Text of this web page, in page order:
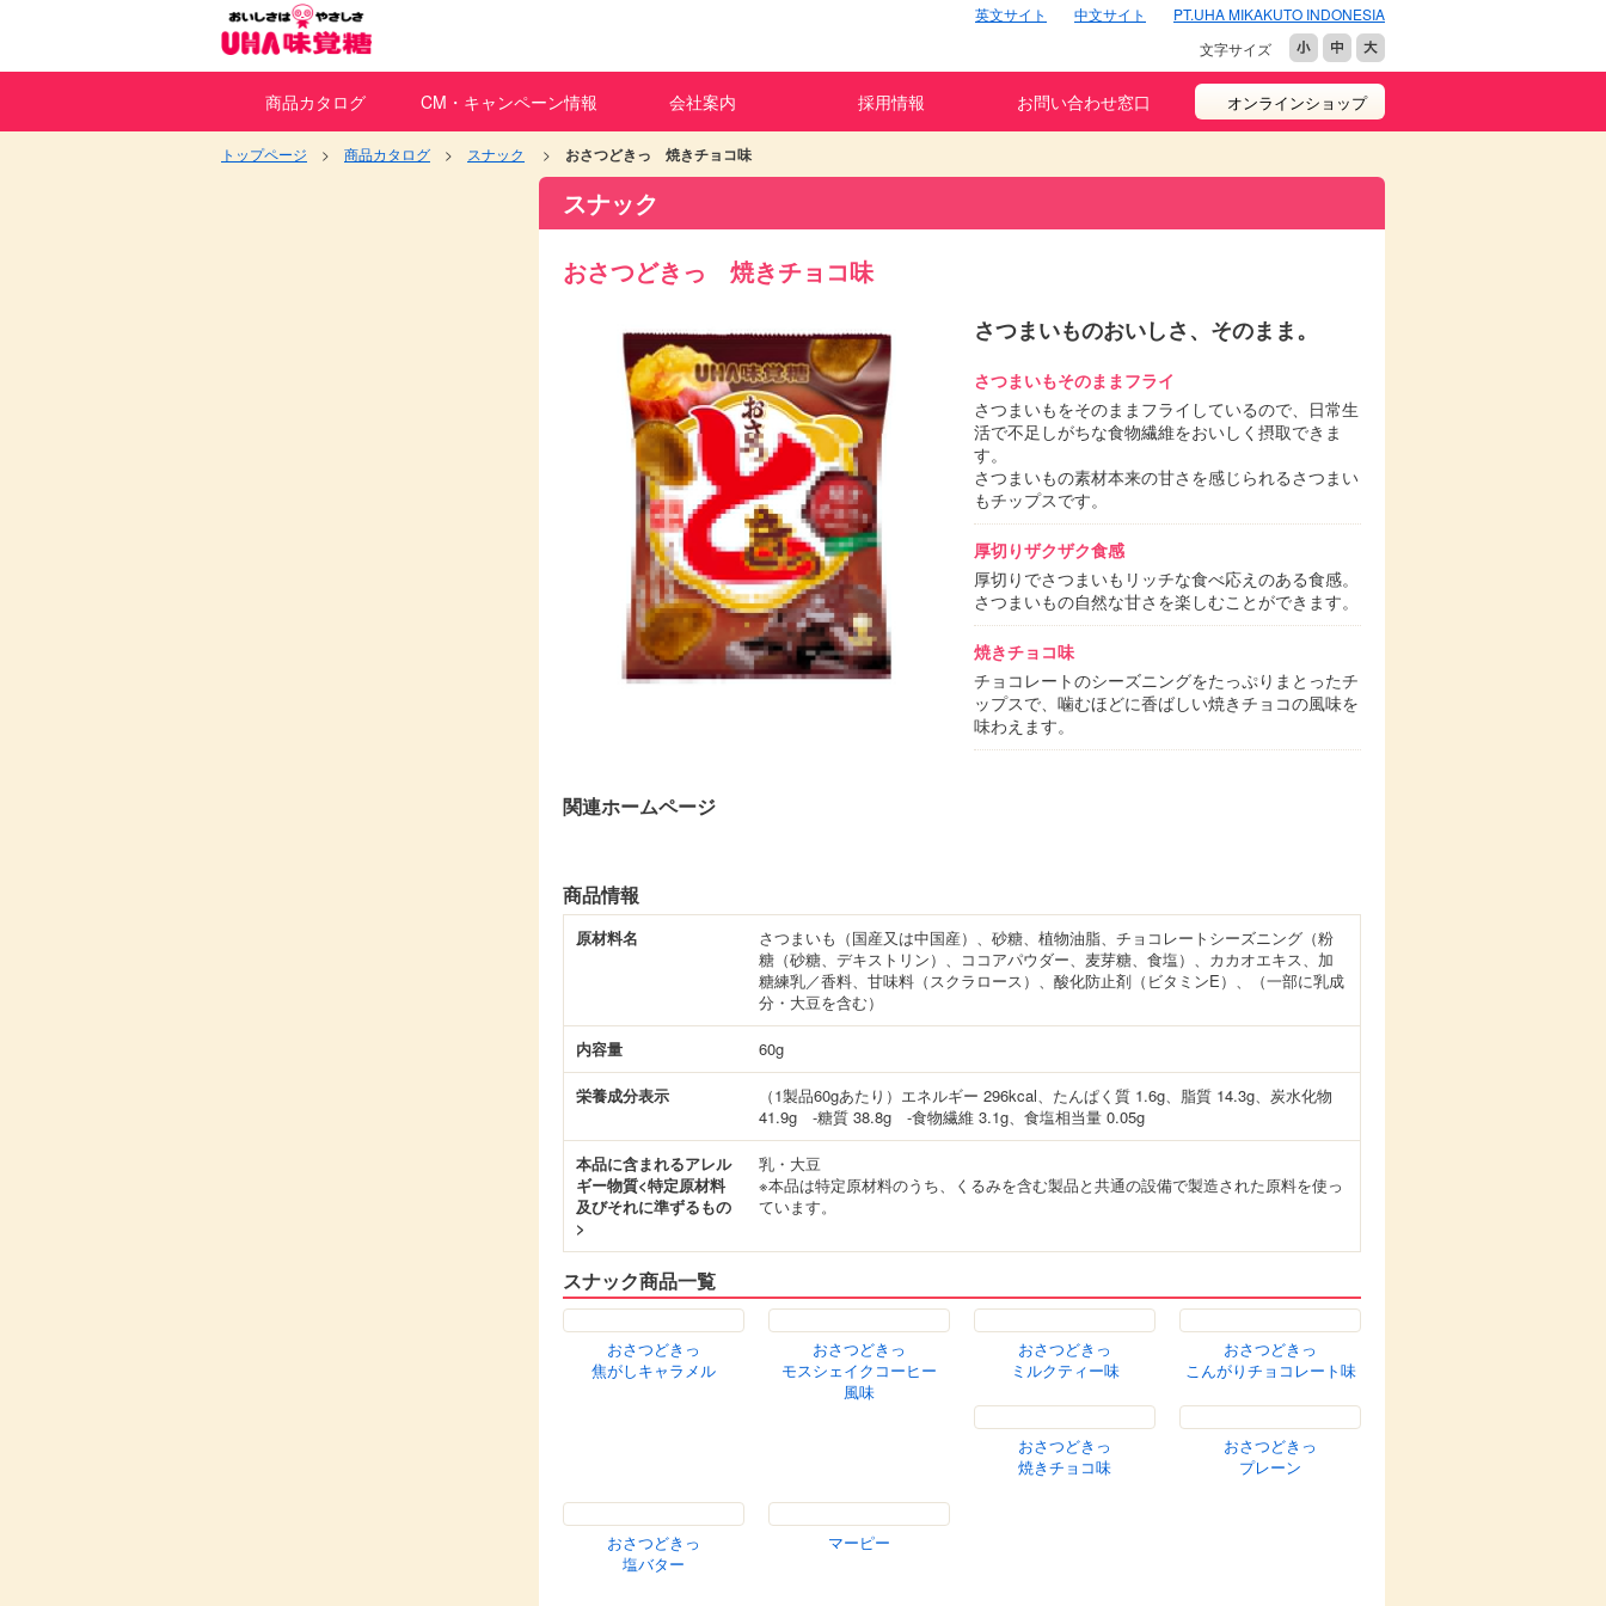
英文サイト 中文サイト
PT.UHA MIKAKUTO INDONESIA
文字サイズ
商品カタログ CM・キャンペーン情報 会社案内 採用情報 お問い合わせ窓口 オンラインショップ
トップページ 商品カタログ スナック おさつどきっ 焼きチョコ味
スナック
おさつどきっ 焼きチョコ味
さつまいものおいしさ、そのまま。
さつまいもそのままフライ
さつまいもをそのままフライしているので、日常生
活で不足しがちな食物繊維をおいしく摂取できま
す。
さつまいもの素材本来の甘さを感じられるさつまい
もチップスです。
厚切りザクザク食感
厚切りでさつまいもリッチな食べ応えのある食感。
さつまいもの自然な甘さを楽しむことができます。
焼きチョコ味
チョコレートのシーズニングをたっぷりまとったチ
ップスで、噛むほどに香ばしい焼きチョコの風味を
味わえます。
関連ホームページ
商品情報
原材料名
さつまいも（国産又は中国産）、砂糖、植物油脂、チョコレートシーズニング（粉
糖（砂糖、デキストリン）、ココアパウダー、麦芽糖、食塩）、カカオエキス、加
糖練乳／香料、甘味料（スクラロース）、酸化防止剤（ビタミンE）、（一部に乳成
分・大豆を含む）
内容量 60g
栄養成分表示
（1製品60gあたり）エネルギー 296kcal、たんぱく質 1.6g、脂質 14.3g、炭水化物
ギー物質<特定原材料
及びそれに準ずるもの
※本品は特定原材料のうち、くるみを含む製品と共通の設備で製造された原料を使っ
ています。
おさつどきっ
焦がしキャラメル
おさつどきっ
モスシェイクコーヒー
風味